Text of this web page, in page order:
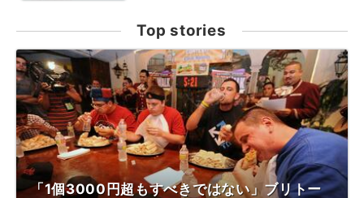
Top stories
「1個3000円超もすべきではない」ブリトー